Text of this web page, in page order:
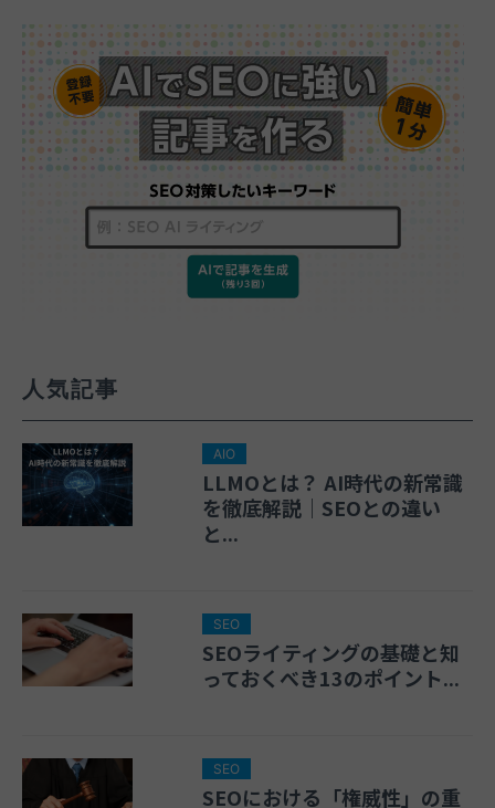
人気記事
AIO
LLMOとは？ AI時代の新常識
を徹底解説｜SEOとの違い
と...
SEO
SEOライティングの基礎と知
っておくべき13のポイント...
SEO
SEOにおける「権威性」の重